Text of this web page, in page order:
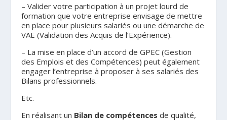
– Valider votre participation à un projet lourd de
formation que votre entreprise envisage de mettre
en place pour plusieurs salariés ou une démarche de
VAE (Validation des Acquis de l’Expérience).
– La mise en place d’un accord de GPEC (Gestion
des Emplois et des Compétences) peut également
engager l’entreprise à proposer à ses salariés des
Bilans professionnels.
Etc.
En réalisant un Bilan de compétences de qualité,